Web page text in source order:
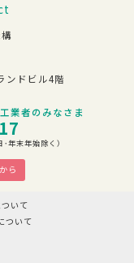
ンドビル4階
業者のみなさま
年末年始除く）
ら
いて
ついて